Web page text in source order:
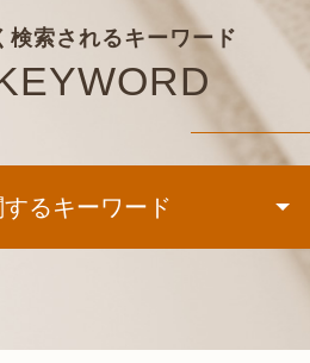
検索されるキーワード
るキーワード